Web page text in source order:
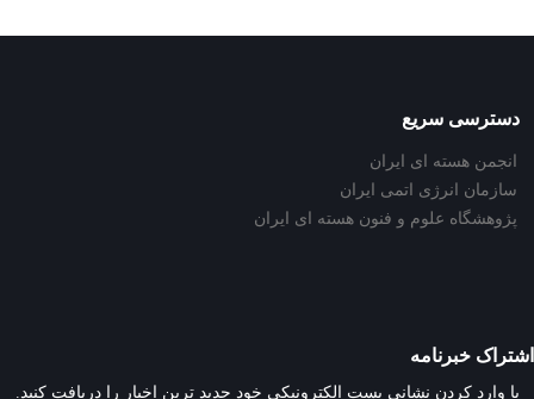
دسترسی سریع
انجمن هسته ای ایران
سازمان انرژی اتمی ایران
پژوهشگاه علوم و فنون هسته ای ایران
اشتراک خبرنامه
با وارد کردن نشانی پست الکترونیکی خود جدید ترین اخبار را دریافت کنید.